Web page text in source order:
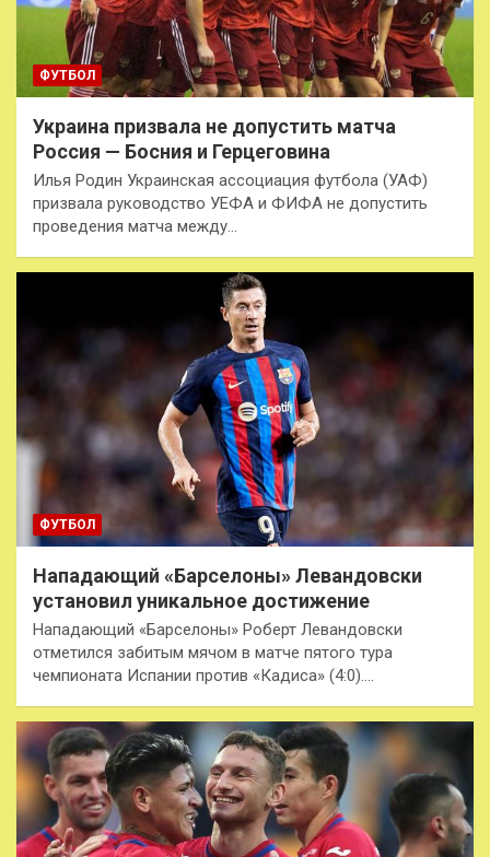
ФУТБОЛ
Украина призвала не допустить матча
Россия — Босния и Герцеговина
Илья Родин Украинская ассоциация футбола (УАФ)
призвала руководство УЕФА и ФИФА не допустить
проведения матча между…
ФУТБОЛ
Нападающий «Барселоны» Левандовски
установил уникальное достижение
Нападающий «Барселоны» Роберт Левандовски
отметился забитым мячом в матче пятого тура
чемпионата Испании против «Кадиса» (4:0).…